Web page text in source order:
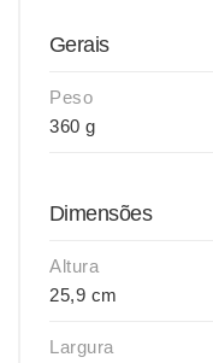
Gerais
Peso
360 g
Dimensões
Altura
25,9 cm
Largura